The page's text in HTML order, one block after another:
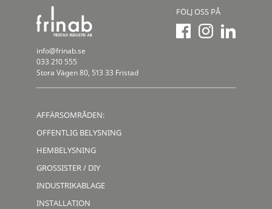
info@frinab.se
033 210 555
Stora Vägen 80, 513 33 Fristad
FÖLJ OSS PÅ
AFFÄRSOMRÅDEN:
OFFENTLIG BELYSNING
HEMBELYSNING
GROSSISTER / DIY
INDUSTRIKABLAGE
INSTALLATION